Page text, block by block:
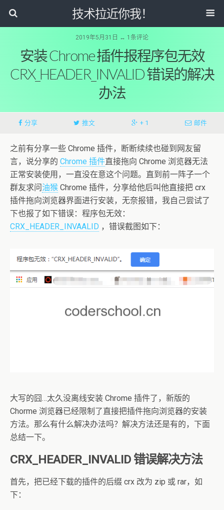
技术拉近你我！
2019年5月31日 ↔ 1条评论
安装 Chrome 插件报程序包无效
CRX_HEADER_INVALID 错误的解决
办法
分享 推文 + 1 邮件
之前有分享一些 Chrome 插件，断断续续也碰到网友留
言，说分享的 Chrome 插件直接拖向 Chrome 浏览器无法
正常安装使用，一直没在意这个问题。直到前一阵子一个
群友求问油猴 Chrome 插件，分享给他后叫他直接把 crx
插件拖向浏览器界面进行安装，无奈报错，我自己尝试了
下也报了如下错误：程序包无效：
CRX_HEADER_INVAALID ，错误截图如下：
大写的囧…太久没离线安装 Chrome 插件了，新版的
Chorme 浏览器已经限制了直接把插件拖向浏览器的安装
方法。那么有什么解决办法吗？解决方法还是有的，下面
总结一下。
CRX_HEADER_INVALID 错误解决方法
首先，把已经下载的插件的后缀 crx 改为 zip 或 rar，如
下：